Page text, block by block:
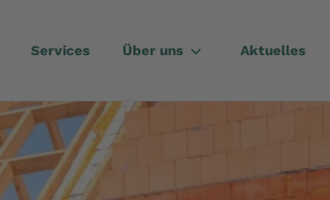
Services Über uns Aktuelles